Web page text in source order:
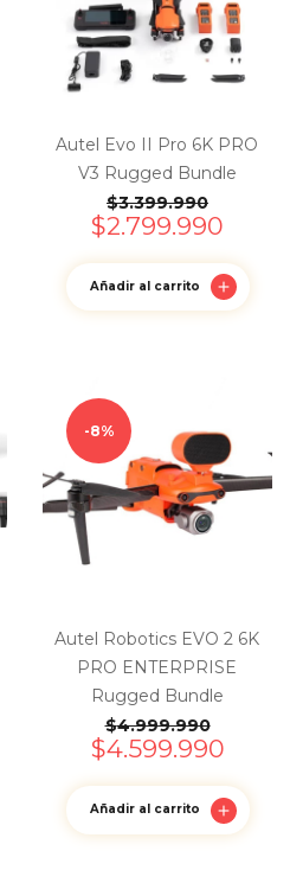
Autel Evo II Pro 6K PRO
V3 Rugged Bundle
$3.399.990
$2.799.990
Añadir al carrito
8%
Autel Robotics EVO 2 6K
PRO ENTERPRISE
Rugged Bundle
$4.999.990
$4.599.990
Añadir al carrito